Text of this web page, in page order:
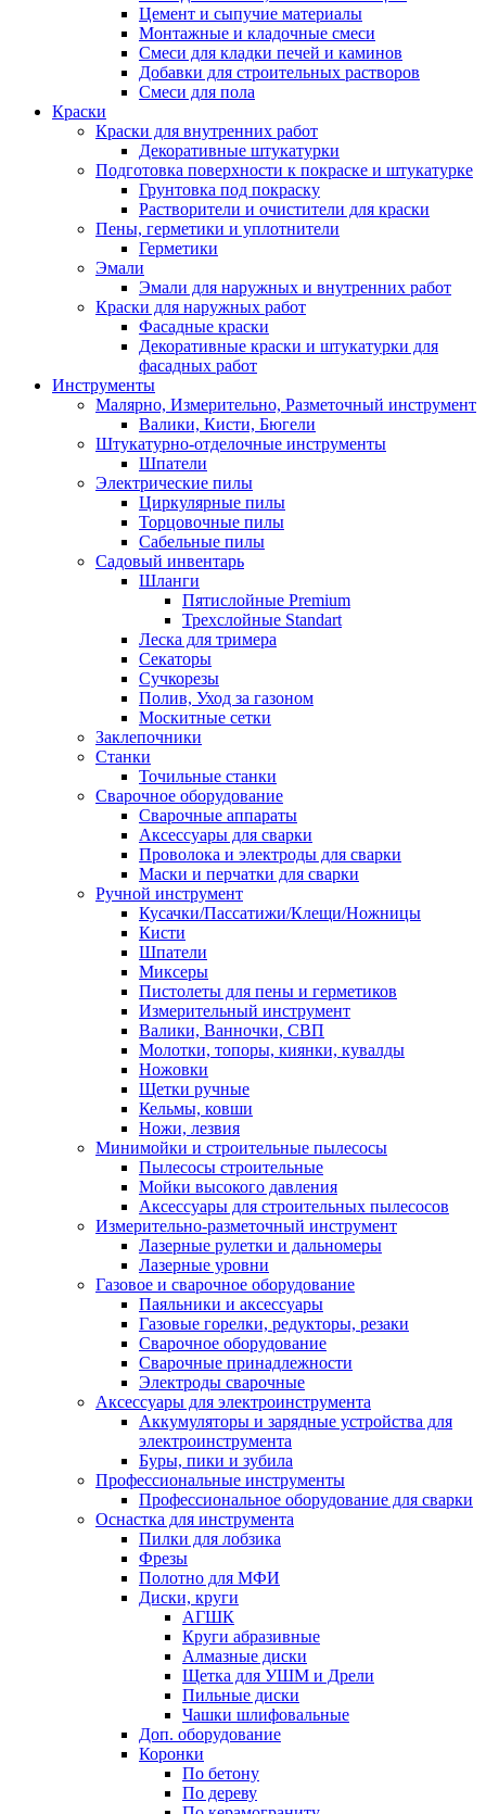
Цемент и сыпучие материалы
Монтажные и кладочные смеси
Смеси для кладки печей и каминов
Добавки для строительных растворов
Смеси для пола
Краски
Краски для внутренних работ
Декоративные штукатурки
Подготовка поверхности к покраске и штукатурке
Грунтовка под покраску
Растворители и очистители для краски
Пены, герметики и уплотнители
Герметики
Эмали
Эмали для наружных и внутренних работ
Краски для наружных работ
Фасадные краски
Декоративные краски и штукатурки для
фасадных работ
Инструменты
Малярно, Измерительно, Разметочный инструмент
Валики, Кисти, Бюгели
Штукатурно-отделочные инструменты
Шпатели
Электрические пилы
Циркулярные пилы
Торцовочные пилы
Сабельные пилы
Садовый инвентарь
Шланги
Пятислойные Premium
Трехслойные Standart
Леска для тримера
Секаторы
Сучкорезы
Полив, Уход за газоном
Москитные сетки
Заклепочники
Станки
Точильные станки
Сварочное оборудование
Сварочные аппараты
Аксессуары для сварки
Проволока и электроды для сварки
Маски и перчатки для сварки
Ручной инструмент
Кусачки/Пассатижи/Клещи/Ножницы
Кисти
Шпатели
Миксеры
Пистолеты для пены и герметиков
Измерительный инструмент
Валики, Ванночки, СВП
Молотки, топоры, киянки, кувалды
Ножовки
Щетки ручные
Кельмы, ковши
Ножи, лезвия
Минимойки и строительные пылесосы
Пылесосы строительные
Мойки высокого давления
Аксессуары для строительных пылесосов
Измерительно-разметочный инструмент
Лазерные рулетки и дальномеры
Лазерные уровни
Газовое и сварочное оборудование
Паяльники и аксессуары
Газовые горелки, редукторы, резаки
Сварочное оборудование
Сварочные принадлежности
Электроды сварочные
Аксессуары для электроинструмента
Аккумуляторы и зарядные устройства для
электроинструмента
Буры, пики и зубила
Профессиональные инструменты
Профессиональное оборудование для сварки
Оснастка для инструмента
Пилки для лобзика
Фрезы
Полотно для МФИ
Диски, круги
АГШК
Круги абразивные
Алмазные диски
Щетка для УШМ и Дрели
Пильные диски
Чашки шлифовальные
Доп. оборудование
Коронки
По бетону
По дереву